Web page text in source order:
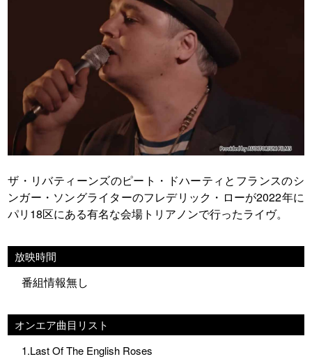
ザ・リバティーンズのピート・ドハーティとフランスのシ
ンガー・ソングライターのフレデリック・ローが2022年に
パリ18区にある有名な会場トリアノンで行ったライヴ。
放映時間
番組情報無し
オンエア曲目リスト
1.Last Of The English Roses